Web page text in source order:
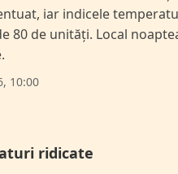
iar indicele
80 de unități. Local
10:00
ridicate